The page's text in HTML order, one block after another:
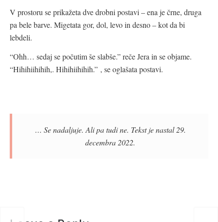
V prostoru se prikažeta dve drobni postavi – ena je črne, druga
pa bele barve. Migetata gor, dol, levo in desno – kot da bi
lebdeli.
“Ohh… sedaj se počutim še slabše.” reče Jera in se objame.
“Hihihiihihih,. Hihihiihihih.” , se oglašata postavi.
… Se nadaljuje. Ali pa tudi ne. Tekst je nastal 29.
decembra 2022.